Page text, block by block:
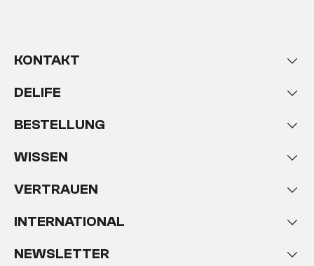
KONTAKT
DELIFE
BESTELLUNG
WISSEN
VERTRAUEN
INTERNATIONAL
NEWSLETTER